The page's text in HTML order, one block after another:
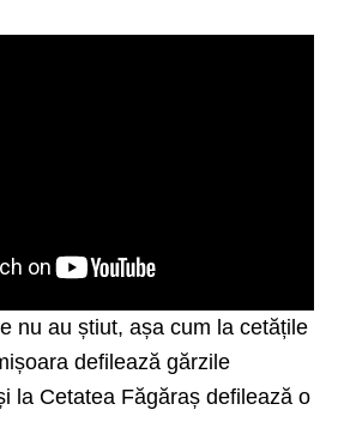
nu au știut, așa cum la cetățile
defilează gărzile
la Cetatea Făgăraș defilează o